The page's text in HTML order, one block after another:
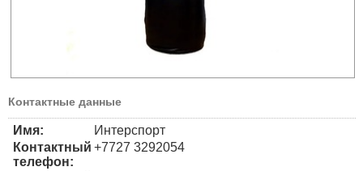
Контактные данные
Имя:
Интерспорт
Контактный
телефон:
+7727 3292054